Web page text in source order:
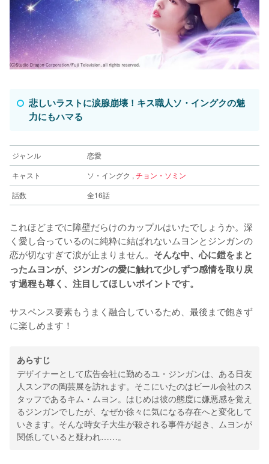
悲しいラストに涙腺崩壊！キス職人ソ・イングクの魅
力にもハマる
ジャンル
恋愛
キャスト
ソ・イングク , チョン・ソミン
話数
全16話
これほどまでに障壁だらけのカップルはいたでしょうか。深
く愛し合っているのに純粋に結ばれないムヨンとジンガンの
恋が切なすぎて涙が止まりません。 そんな中、心に鎧をまと
ったムヨンが、ジンガンの愛に触れて少しずつ感情を取り戻
す過程も尊く、注目してほしいポイントです。
サスペンス要素もうまく融合しているため、最後まで飽きず
に楽しめます！
あらすじ
デザイナーとして広告会社に勤めるユ・ジンガンは、ある日友
人スンアの陶芸展を訪れます。そこにいたのはビール会社のス
タッフであるキム・ムヨン。はじめは彼の態度に嫌悪感を覚え
るジンガンでしたが、なぜか徐々に気になる存在へと変化して
いきます。そんな時女子大生が殺される事件が起き、ムヨンが
関係していると疑われ……。